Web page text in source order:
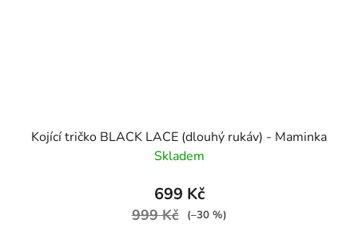
Kojící tričko BLACK LACE (dlouhý rukáv) - Maminka
Skladem
699 Kč
999 Kč (–30 %)